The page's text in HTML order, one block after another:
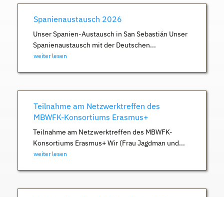
Spanienaustausch 2026
Unser Spanien-Austausch in San Sebastián Unser
Spanienaustausch mit der Deutschen...
weiter lesen
Teilnahme am Netzwerktreffen des
MBWFK-Konsortiums Erasmus+
Teilnahme am Netzwerktreffen des MBWFK-
Konsortiums Erasmus+ Wir (Frau Jagdman und...
weiter lesen